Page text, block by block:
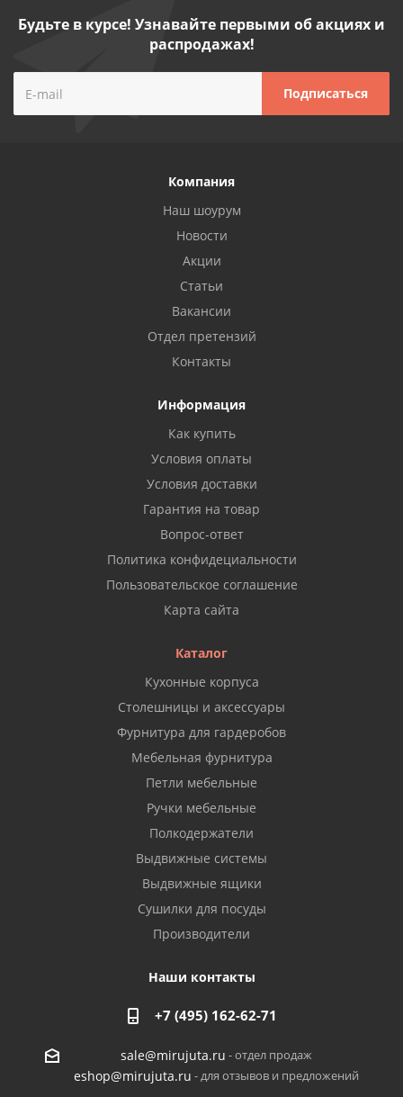
Будьте в курсе! Узнавайте первыми об акциях и
распродажах!
Компания
Наш шоурум
Новости
Акции
Статьи
Вакансии
Отдел претензий
Контакты
Информация
Как купить
Условия оплаты
Условия доставки
Гарантия на товар
Вопрос-ответ
Политика конфидециальности
Пользовательское соглашение
Карта сайта
Каталог
Кухонные корпуса
Столешницы и аксессуары
Фурнитура для гардеробов
Мебельная фурнитура
Петли мебельные
Ручки мебельные
Полкодержатели
Выдвижные системы
Выдвижные ящики
Сушилки для посуды
Производители
Наши контакты
+7 (495) 162-62-71
sale@mirujuta.ru - отдел продаж
eshop@mirujuta.ru - для отзывов и предложений